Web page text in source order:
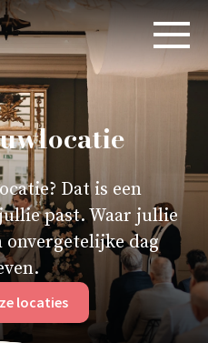
Dat is een
past. Waar jullie
onvergetelijke dag
locaties